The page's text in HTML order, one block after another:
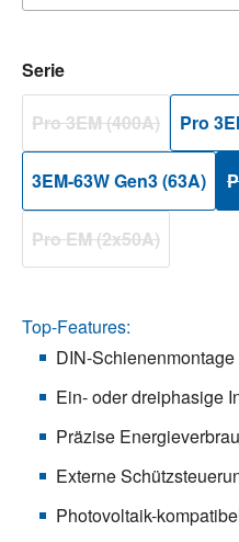
Serieauswählen
Pro 3EM (400A)
(Diese Option istPro
3EM-63W Gen3 (63A)
Pro EM (2x50A)
(Diese Option ist
Top-Features:
DIN-Schienenmontage
Ein- oder dreiphasige
Präzise
Externe
Photovoltaik-